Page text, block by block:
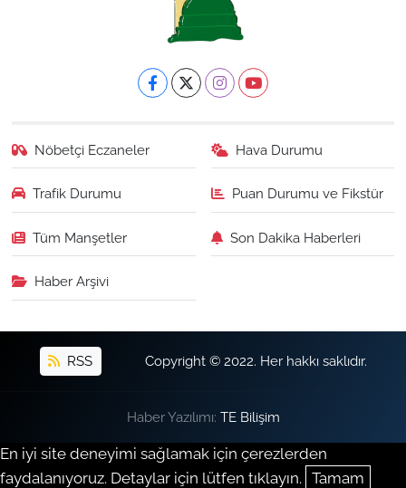
Nöbetçi Eczaneler Hava Durumu
Trafik Durumu Puan Durumu ve Fikstür
Tüm Manşetler Son Dakika Haberleri
Haber Arşivi
RSS Copyright © 2022. Her hakkı saklıdır.
Haber Yazılımı: TE Bilişim
En iyi site deneyimi sağlamak için çerezlerden
faydalanıyoruz. Detaylar için lütfen tıklayın. Tamam